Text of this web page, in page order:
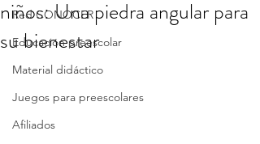
Red CONOCER
Educación preescolar
Material didáctico
Juegos para preescolares
Afiliados
niños: Una piedra angular para
su bienestar